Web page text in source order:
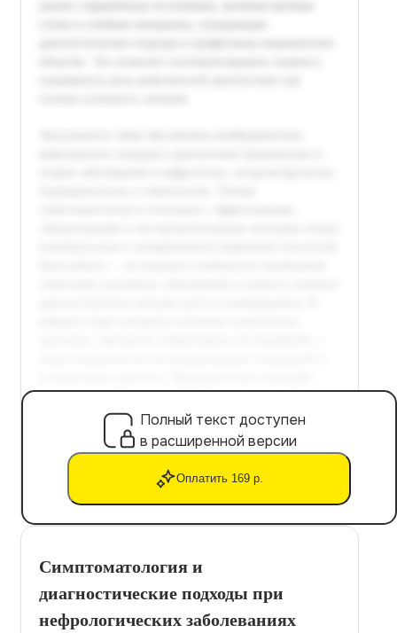
Полный текст доступен
в расширенной версии
Оплатить 169 р.
Симптоматология и
диагностические подходы при
нефрологических заболеваниях